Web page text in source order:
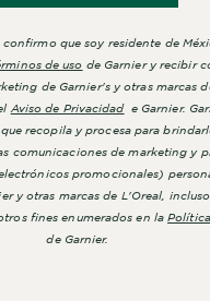
que soy residente de
de uso de Garnier y recibir
de Garnier's y otras marcas
Aviso de Privacidade Garnier.
recopila y procesa para
comunicaciones de marketing y
promocionales)
y otras marcas de L'Oreal,
fines enumerados en la
de Garnier.